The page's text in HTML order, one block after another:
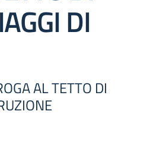
DI
AL TETTO DI